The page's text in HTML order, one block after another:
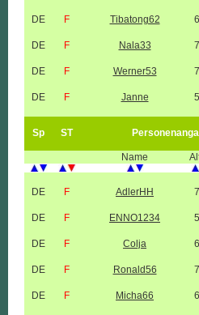
DE F Tibatong62
DE F Nala33
DE F Werner53
DE F Janne
Sp ST
Name
DE F AdlerHH
DE F ENNO1234
DE F Colja
DE F Ronald56
DE F Micha66